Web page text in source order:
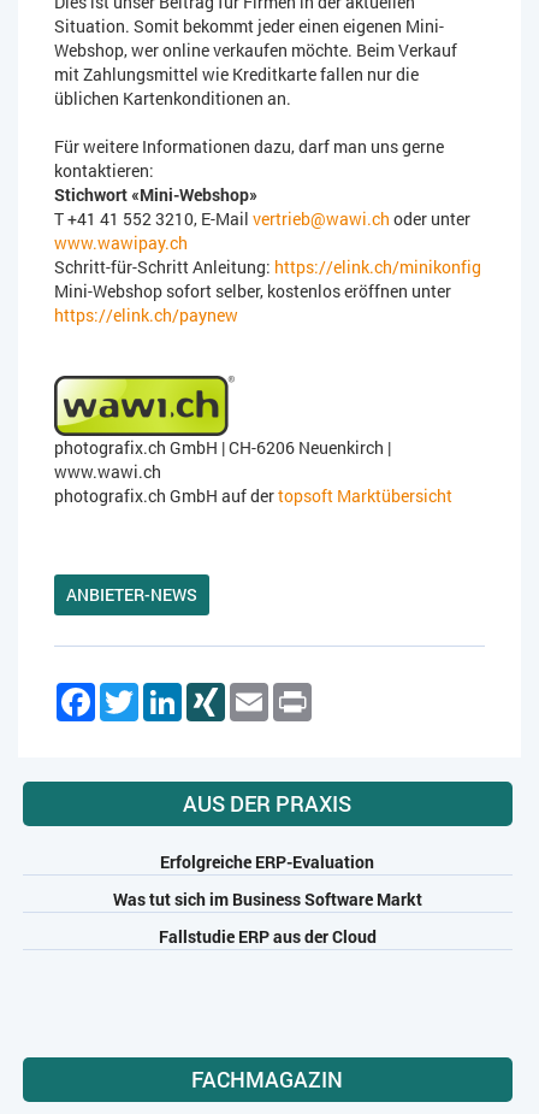
Situation. Somit bekommt jeder einen eigenen Mini-
Webshop, wer online verkaufen möchte. Beim Verkauf
mit Zahlungsmittel wie Kreditkarte fallen nur die
üblichen Kartenkonditionen an.
Für weitere Informationen dazu, darf man uns gerne
kontaktieren:
Stichwort «Mini-Webshop»
T +41 41 552 3210, E-Mail vertrieb@wawi.ch oder unter
www.wawipay.ch
Schritt-für-Schritt Anleitung: https://elink.ch/minikonfig
Mini-Webshop sofort selber, kostenlos eröffnen unter
https://elink.ch/paynew
photografix.ch GmbH | CH-6206 Neuenkirch |
www.wawi.ch
photografix.ch GmbH auf dertopsoft Marktübersicht
ANBIETER-NEWS
Facebook
TwitterLinkedInXING Email
AUS DER PRAXIS
Erfolgreiche ERP-Evaluation
Was tut sich im Business Software Markt
Fallstudie ERP aus der Cloud
FACHMAGAZIN